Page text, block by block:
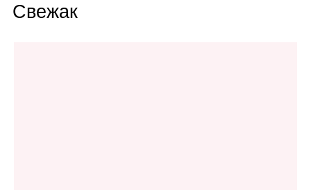
Свежак